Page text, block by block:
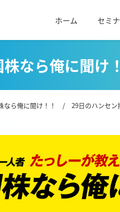
ホーム セミ
なら俺に聞け
なら俺に聞け！！ / 29日のハンセン